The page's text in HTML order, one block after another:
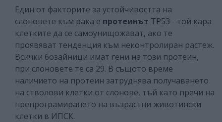
Един от факторите за устойчивостта на
слоновете към рака е протеинът ТР53 - той кара
клетките да се самоунищожават, ако те
проявяват тенденция към неконтролиран растеж.
Всички бозайници имат гени на този протеин,
при слоновете те са 29. В същото време
наличието на протеин затруднява получаването
на стволови клетки от слонове, тъй като пречи на
препрограмирането на възрастни животински
клетки в ИПСК.